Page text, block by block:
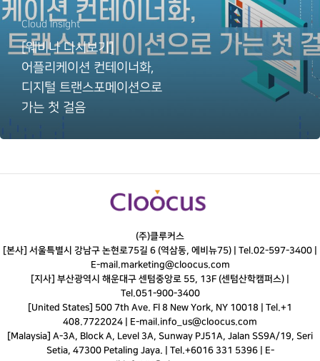
Cloud Insight
[웨비나 다시보기]
어플리케이션 컨테이너화,
디지털 트랜스포메이션으로
가는 첫 걸음
(주)클루커스
[본사] 서울특별시 강남구 논현로75길 6 (역삼동, 에비뉴75) | Tel.02-597-3400
E-mail.marketing@cloocus.com
[지사] 부산광역시 해운대구 센텀중앙로 55, 13F (센텀산학캠퍼스) |
Tel.051-900-3400
[United States] 500 7th Ave. Fl 8 New York, NY 10018 | Tel.+1
408.7722024 | E-mail.info_us@cloocus.com
[Malaysia] A-3A, Block A, Level 3A, Sunway PJ51A, Jalan SS9A/19, Seri
Setia, 47300 Petaling Jaya. | Tel.+6016 331 5396 | E-